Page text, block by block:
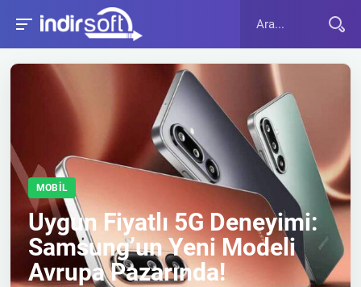
MOBIL
Uygun Fiyatlı 5G Deneyimi:
Samsung’un Yeni Modeli
Avrupa Pazarında!